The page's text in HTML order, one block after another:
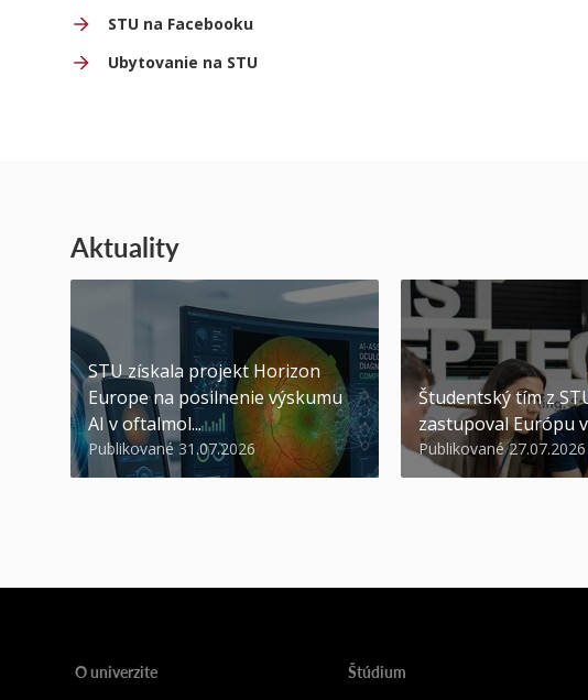
STU na Facebooku
Ubytovanie na STU
Aktuality
STU získala projekt Horizon
Europe na posilnenie výskumu
AI v oftalmol...
Publikované 31.07.2026
Študentský tím z
zastupoval Európu
Publikované 27.07.2026
O univerzite Štúdium